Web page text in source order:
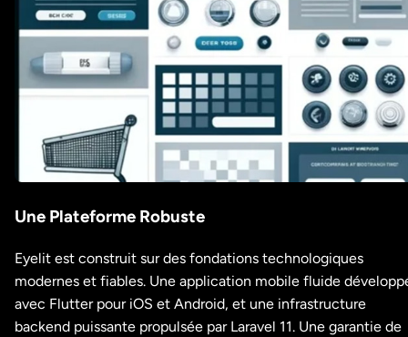
Une Plateforme Robuste
Eyelit est construit sur des fondations technologiques
modernes et fiables. Une application mobile fluide
avec Flutter pour iOS et Android, et une infrastructure
backend puissante propulsée par Laravel 11. Une garantie de